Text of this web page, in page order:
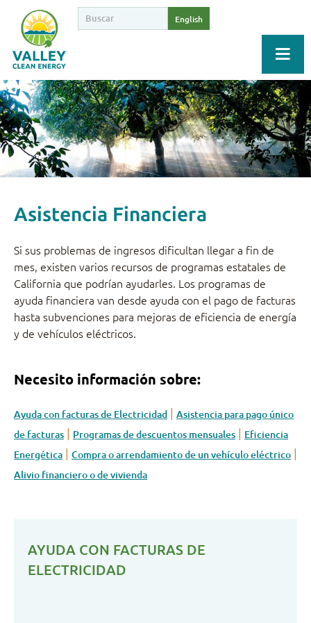
English
Asistencia Financiera
Si sus problemas de ingresos dificultan llegar a fin de
mes, existen varios recursos de programas estatales de
California que podrían ayudarles. Los programas de
ayuda financiera van desde ayuda con el pago de facturas
hasta subvenciones para mejoras de eficiencia de energía
y de vehículos eléctricos.
Necesito información sobre:
Ayuda con facturas de Electricidad | Asistencia para pago único
de facturas | Programas de descuentos mensuales | Eficiencia
Energética | Compra o arrendamiento de un vehículo eléctrico |
Alivio financiero o de vivienda
AYUDA CON FACTURAS DE
ELECTRICIDAD